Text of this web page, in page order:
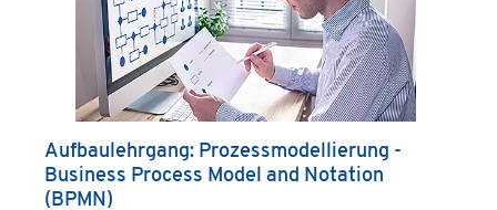
Aufbaulehrgang: Prozessmodellierung -
Business Process Model and Notation
(BPMN)